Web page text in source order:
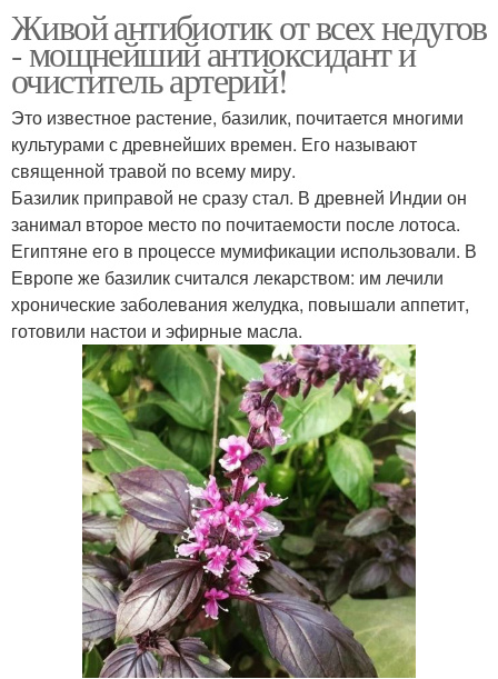
Живой антибиотик от всех недугов
- мощнейший антиоксидант и
очиститель артерий!
Это известное растение, базилик, почитается многими
культурами с древнейших времен. Его называют
священной травой по всему миру.
Базилик приправой не сразу стал. В древней Индии он
занимал второе место по почитаемости после лотоса.
Египтяне его в процессе мумификации использовали. В
Европе же базилик считался лекарством: им лечили
хронические заболевания желудка, повышали аппетит,
готовили настои и эфирные масла.